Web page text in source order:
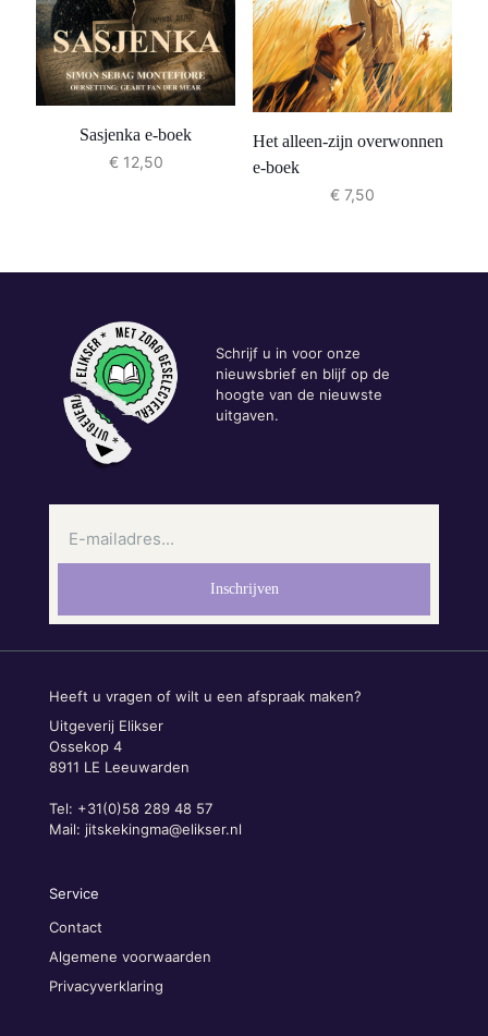
Sasjenka e-boek
€12,50
Het alleen-zijn overwonnen
e-boek
€7,50
Schrijf u in voor onze
nieuwsbrief en blijf op de
hoogte van de nieuwste
uitgaven.
Heeft u vragen of wilt u een afspraak maken?
Uitgeverij Elikser
Ossekop 4
8911 LE Leeuwarden
Tel: +31(0)58 289 48 57
Mail: jitskekingma@elikser.nl
Service
Contact
Algemene voorwaarden
Privacyverklaring